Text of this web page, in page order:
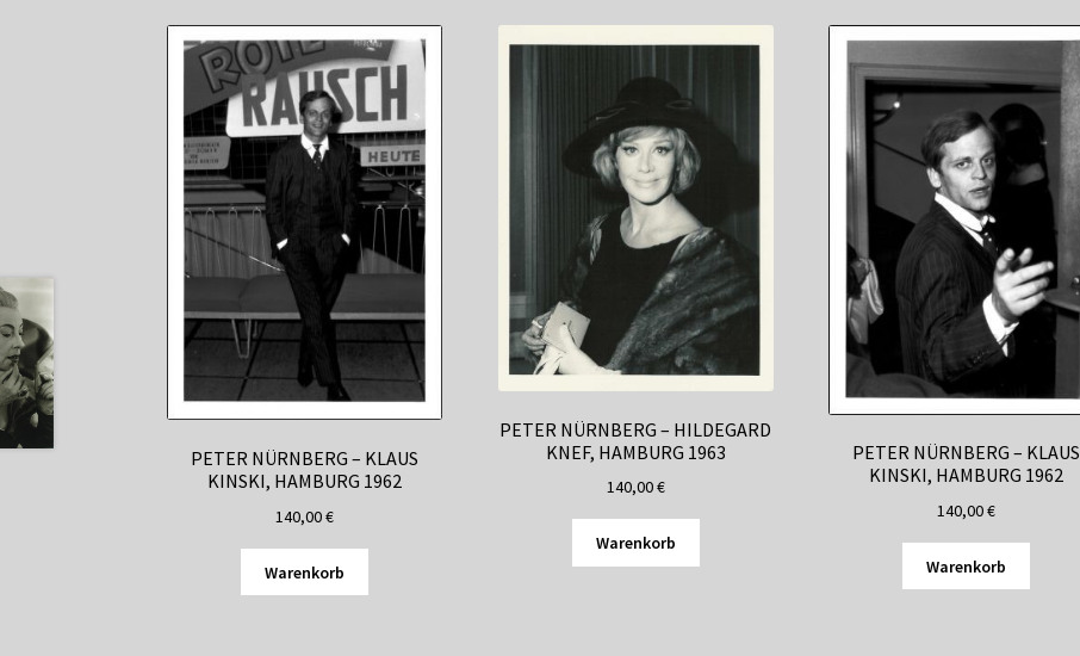
PETER NÜRNBERG – KLAUS
KINSKI, HAMBURG 1962
140,00€
Warenkorb
PETER NÜRNBERG – HILDEGARD
KNEF, HAMBURG 1963
140,00€
Warenkorb
PETER NÜRNBERG – KLAUS
KINSKI, HAMBURG 1962
140,00€
Warenkorb